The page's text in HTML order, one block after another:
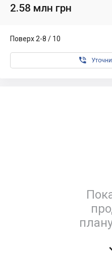
2.58 млн грн
Поверх 2-8 / 10
